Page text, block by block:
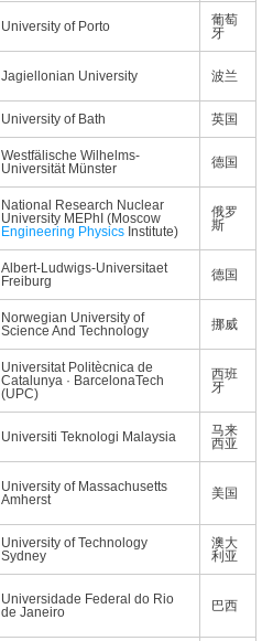
University of Porto
葡萄
牙
Jagiellonian University 波兰
University of Bath 英国
Westfälische Wilhelms-
Universität Münster
德国
National Research Nuclear
University MEPhI (Moscow
Engineering Physics Institute)
俄罗
斯
Albert-Ludwigs-Universitaet
Freiburg
德国
Norwegian University of
Science And Technology
挪威
Universitat Politècnica de
Catalunya · BarcelonaTech
(UPC)
西班
牙
Universiti Teknologi Malaysia
马来
西亚
University of Massachusetts
Amherst
美国
University of Technology
Sydney
澳大
利亚
Universidade Federal do Rio
de Janeiro
巴西